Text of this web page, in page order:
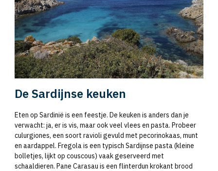
De Sardijnse keuken
Eten op Sardinië is een feestje. De keuken is anders dan je
verwacht: ja, er is vis, maar ook veel vlees en pasta. Probeer
culurgiones, een soort ravioli gevuld met pecorinokaas, munt
en aardappel. Fregola is een typisch Sardijnse pasta (kleine
bolletjes, lijkt op couscous) vaak geserveerd met
schaaldieren. Pane Carasau is een flinterdun krokant brood